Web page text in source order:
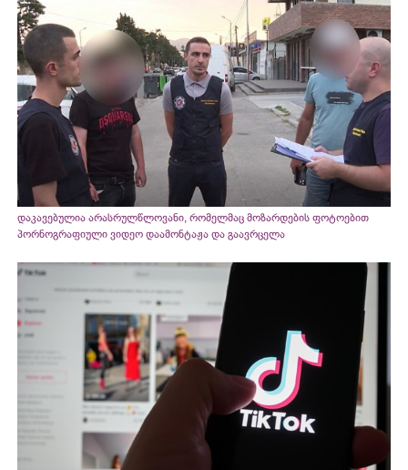
დაკავებულია არასრულწლოვანი, რომელმაც მოზარდების ფოტოებით
პორნოგრაფიული ვიდეო დაამონტაჟა და გაავრცელა